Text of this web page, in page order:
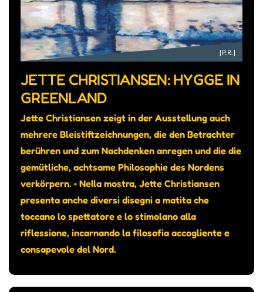
JETTE CHRISTIANSEN: HYGGE IN
GREENLAND
Jette Christiansen zeigt in der Ausstellung auch
mehrere Bleistiftzeichnungen, die den Betrachter
berühren und zum Nachdenken anregen und die die
gemütliche, achtsame Philosophie des Nordens
verkörpern. • Nella mostra, Jette Christiansen
presenta anche diversi disegni a matita che
toccano lo spettatore e lo stimolano alla
riflessione, incarnando la filosofia accogliente e
consapevole del Nord.